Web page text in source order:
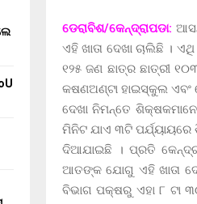
ଡେରାବିଶ/କେନ୍ଦ୍ରାପଡା:
ଏହି ଖାତା ଦେଖା ଚାଲିଛି ।
୧୨୫ ଜଣ ଛାତ୍ର ଛାତ୍ରୀ
କଷଣଅଣ୍ଟା ହାଇସ୍କୁଲ ଏବଂ
ଦେଖା ନିମନ୍ତେ
ମିନିଟ ଯାଏ ୩ଟି
ଦିଆଯାଇଛି । ପ୍ରତି
ଆତଙ୍କ ଯୋଗୁ ଏହି ଖାତା
ବିଭାଗ ପକ୍ଷରୁ ଏହା ୮ ଟା